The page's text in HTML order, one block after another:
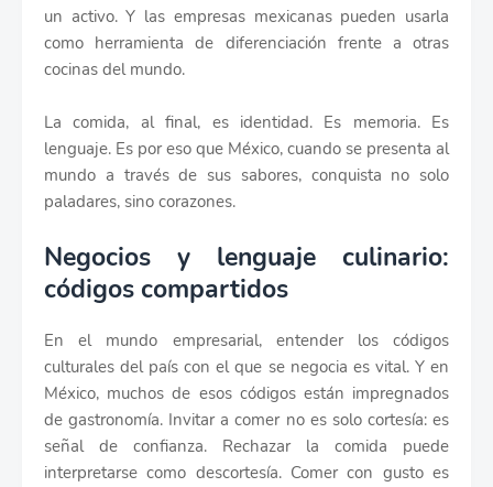
un activo. Y las empresas mexicanas pueden usarla
como herramienta de diferenciación frente a otras
cocinas del mundo.
La comida, al final, es identidad. Es memoria. Es
lenguaje. Es por eso que México, cuando se presenta al
mundo a través de sus sabores, conquista no solo
paladares, sino corazones.
Negocios y lenguaje culinario:
códigos compartidos
En el mundo empresarial, entender los códigos
culturales del país con el que se negocia es vital. Y en
México, muchos de esos códigos están impregnados
de gastronomía. Invitar a comer no es solo cortesía: es
señal de confianza. Rechazar la comida puede
interpretarse como descortesía. Comer con gusto es